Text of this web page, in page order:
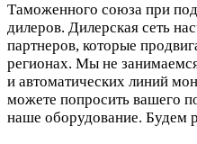
Таможенного союза при
дилеров. Дилерская сеть
партнеров, которые
регионах. Мы не
и автоматических линий
можете попросить вашего
наше оборудование. Будем